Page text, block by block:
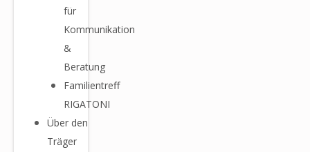
für
Kommunikation
&
Beratung
Familientreff
RIGATONI
Über den
Träger